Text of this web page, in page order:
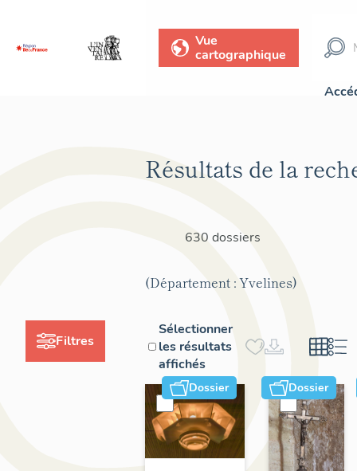
Vue
cartographique
Filtres
Résultats de la
630 dossiers
(Département : Yvelines)
Sélectionner
les résultats
affichés
Dossier Dossier